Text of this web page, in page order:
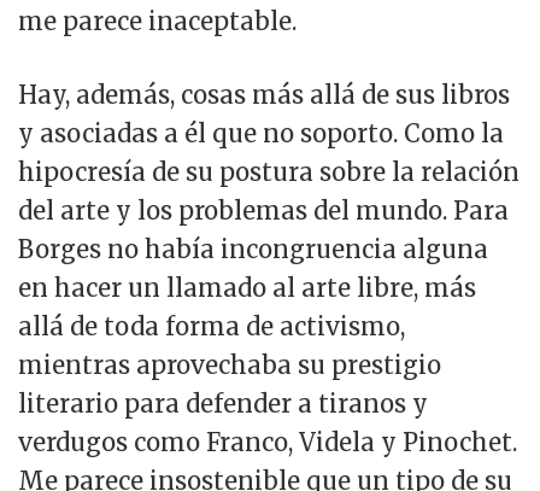
me parece inaceptable.
Hay, además, cosas más allá de sus libros
y asociadas a él que no soporto. Como la
hipocresía de su postura sobre la relación
del arte y los problemas del mundo. Para
Borges no había incongruencia alguna
en hacer un llamado al arte libre, más
allá de toda forma de activismo,
mientras aprovechaba su prestigio
literario para defender a tiranos y
verdugos como Franco, Videla y Pinochet.
Me parece insostenible que un tipo de su